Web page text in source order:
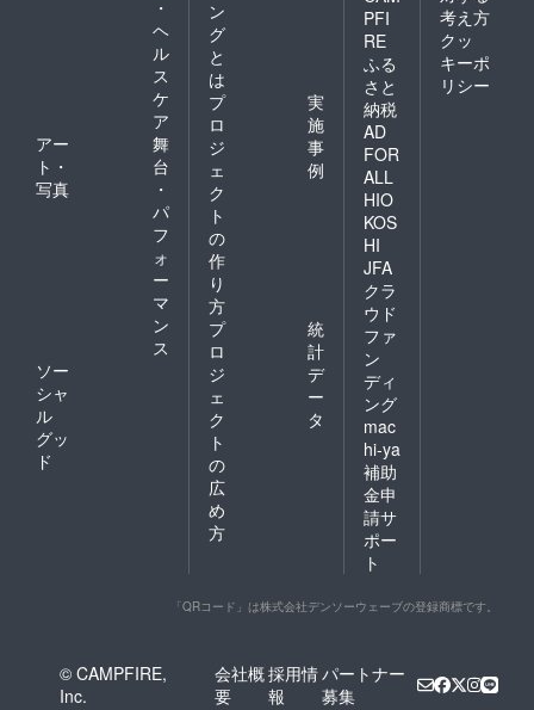
・
ヘ
ル
ス
ケ
ア
アー
ト・
写真
舞
台
・
パ
フ
ォ
ー
マ
ン
ス
ソー
シャ
ル
グッ
ド
ン
グ
と
は
プ
ロ
ジ
ェ
ク
ト
の
作
り
方
実
施
事
例
プ
ロ
ジ
ェ
ク
ト
の
広
め
方
統
計
デ
ー
タ
PFI
RE
ふる
さと
納税
AD
FOR
ALL
HIO
KOS
HI
JFA
クラ
ウド
ファ
ン
ディ
ング
mac
hi-ya
補助
金申
請サ
ポー
ト
考え方
クッ
キーポ
リシー
「QRコード」は株式会社デンソーウェーブの登録商標です。
© CAMPFIRE,
Inc.
会社概
要
採用情
報
パートナー
募集